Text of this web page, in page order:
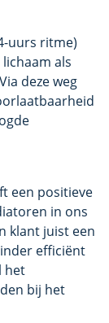
uurs ritme)
als
deze weg
een positieve
in ons
klant juist een
efficiënt
het
bij het